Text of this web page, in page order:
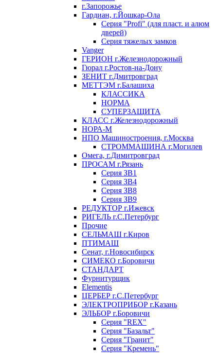
г.Запорожье
Гардиан, г.Йошкар-Ола
Серия "Profi" (для пласт. и алюм
дверей)
Серия тяжелых замков
Vanger
ГЕРИОН г.Железнодорожный
Гюрал г.Ростов-на-Дону
ЗЕНИТ г.Дмитровград
МЕТТЭМ г.Балашиха
КЛАССИКА
НОРМА
СУПЕРЗАЩИТА
КЛАСС г.Железнодорожный
НОРА-М
НПО Машиностроения, г.Москва
СТРОММАШИНА г.Могилев
Омега, г.Димитровград
ПРОСАМ г.Рязань
Серия ЗВ1
Серия ЗВ4
Серия ЗВ8
Серия ЗВ9
РЕДУКТОР г.Ижевск
РИГЕЛЬ г.С.Петербург
Прочие
СЕЛЬМАШ г.Киров
ПТИМАШ
Сенат, г.Новосибирск
СИМЕКО г.Боровичи
СТАНДАРТ
Фурнитурщик
Elementis
ЦЕРБЕР г.С.Петербург
ЭЛЕКТРОПРИБОР г.Казань
ЭЛЬБОР г.Боровичи
Серия "REX"
Серия "Базальт"
Серия "Гранит"
Серия "Кремень"